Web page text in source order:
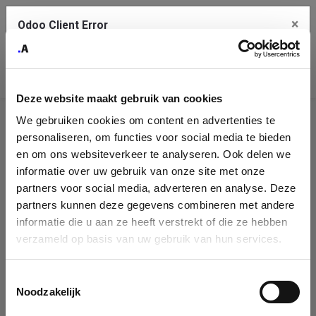
Deze website maakt gebruik van cookies
We gebruiken cookies om content en advertenties te
personaliseren, om functies voor social media te bieden
en om ons websiteverkeer te analyseren. Ook delen we
informatie over uw gebruik van onze site met onze
partners voor social media, adverteren en analyse. Deze
partners kunnen deze gegevens combineren met andere
informatie die u aan ze heeft verstrekt of die ze hebben
verzameld op basis van uw gebruik van hun services.
Noodzakelijk
Company
Identification
Please fill in your company details
You can search a company in our database by name, VAT or
enterprise ID. When a company is selected it will auto-complete the
form. If you don't find your company in our database, you can create
Odoo Client Error ×
service.
See details
Ok